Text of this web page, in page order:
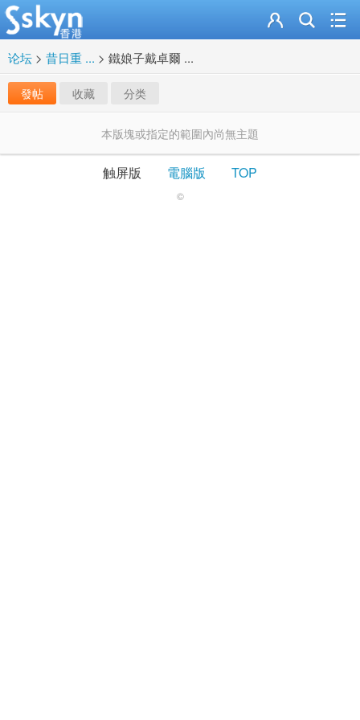
论坛 > 昔日重 ... > 鐵娘子戴卓爾 ...
發帖 收藏 分类
本版塊或指定的範圍內尚無主題
触屏版 電腦版 TOP
©